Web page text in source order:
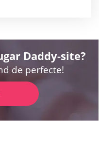
Daddy-site?
de perfecte!